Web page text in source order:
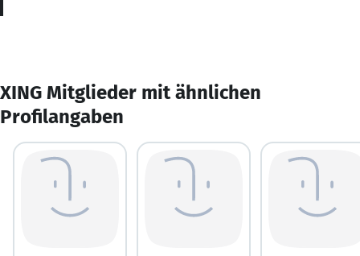
XING Mitglieder mit ähnlichen
Profilangaben